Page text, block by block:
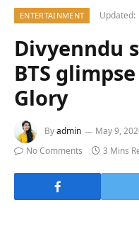
ENTERTAINMENT Updated:
Divyenndu
BTS
Glory
Byadmin May 9,
No Comments
3 Mins